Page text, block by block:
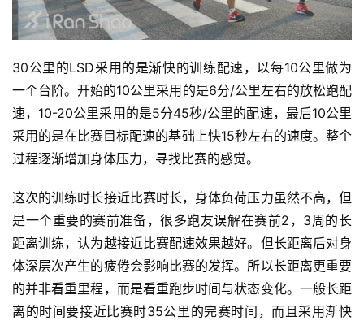
30公里的LSD采用的是渐快的训练配速，以每10公里做为
一个台阶。开始的10公里采用的是6分/公里左右的放松跑配
速，10-20公里采用的是5分45秒/公里的配速，最后10公里
采用的是在比赛目标配速的基础上快15秒左右的速度。整个
过程逐渐增加身体压力，寻找比赛的感觉。
这次的训练时长接近比赛时长，身体负荷压力虽然不高，但
是一个重要的赛前准备，很多跑友误解在赛前2，3周的长
距离训练，认为越接近比赛配速效果越好。但长距离后对身
体深层次产生的疲倦会影响比赛的发挥。所以长距离更重要
的并非看重里程，而是看重跑步时间与状态变化。一般长距
离的时间要接近比赛时35公里的完赛时间，而且采用渐快